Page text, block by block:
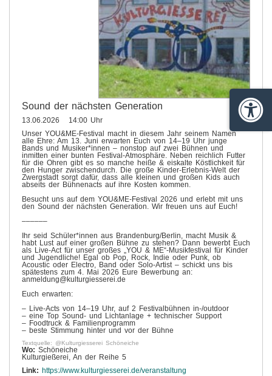
Sound der nächsten Generation
13.06.2026 14:00 Uhr
Unser YOU&ME-Festival macht in diesem Jahr seinem Namen
alle Ehre: Am 13. Juni erwarten Euch von 14–19 Uhr junge
Bands und Musiker*innen – nonstop auf zwei Bühnen und
inmitten einer bunten Festival-Atmosphäre. Neben reichlich Futter
für die Ohren gibt es so manche heiße & eiskalte Köstlichkeit für
den Hunger zwischendurch. Die große Kinder-Erlebnis-Welt der
Zwergstadt sorgt dafür, dass alle kleinen und großen Kids auch
abseits der Bühnenacts auf ihre Kosten kommen.
Besucht uns auf dem YOU&ME-Festival 2026 und erlebt mit uns
den Sound der nächsten Generation. Wir freuen uns auf Euch!
––––––
Ihr seid Schüler*innen aus Brandenburg/Berlin, macht Musik &
habt Lust auf einer großen Bühne zu stehen? Dann bewerbt Euch
als Live-Act für unser großes „YOU & ME“-Musikfestival für Kinder
und Jugendliche! Egal ob Pop, Rock, Indie oder Punk, ob
Acoustic oder Electro, Band oder Solo-Artist – schickt uns bis
spätestens zum 4. Mai 2026 Eure Bewerbung an:
anmeldung@kulturgiesserei.de
Euch erwarten:
– Live-Acts von 14–19 Uhr, auf 2 Festivalbühnen in-/outdoor
– eine Top Sound- und Lichtanlage + technischer Support
– Foodtruck & Familienprogramm
– beste Stimmung hinter und vor der Bühne
Textquelle: @Kulturgiesserei Schöneiche
Wo: Schöneiche
Kulturgießerei, An der Reihe 5
Link: https://www.kulturgiesserei.de/veranstaltung